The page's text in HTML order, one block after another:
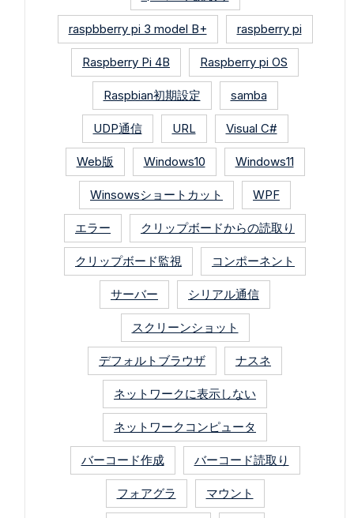
raspbberry pi 3 model B+ raspberry pi
Raspberry Pi 4B Raspberry pi OS
Raspbian初期設定 samba
UDP通信 URL Visual C#
Web版 Windows10 Windows11
Winsowsショートカット WPF
エラー クリップボードからの読取り
クリップボード監視 コンポーネント
サーバー シリアル通信
スクリーンショット
デフォルトブラウザ ナスネ
ネットワークに表示しない
ネットワークコンピュータ
バーコード作成 バーコード読取り
フォアグラ マウント